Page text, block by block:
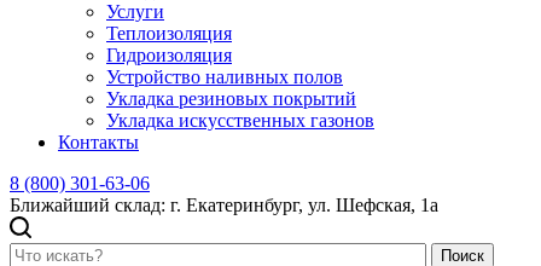
Услуги
Теплоизоляция
Гидроизоляция
Устройство наливных полов
Укладка резиновых покрытий
Укладка искусственных газонов
Контакты
8 (800) 301-63-06
Ближайший склад: г. Екатеринбург, ул. Шефская, 1а
Поиск